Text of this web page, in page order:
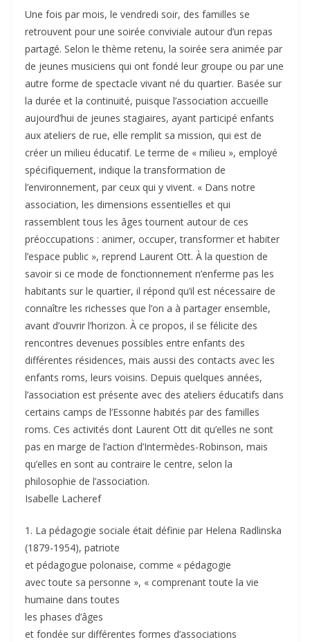
Une fois par mois, le vendredi soir, des familles se
retrouvent pour une soirée conviviale autour d’un repas
partagé. Selon le thème retenu, la soirée sera animée par
de jeunes musiciens qui ont fondé leur groupe ou par une
autre forme de spectacle vivant né du quartier. Basée sur
la durée et la continuité, puisque l’association accueille
aujourd’hui de jeunes stagiaires, ayant participé enfants
aux ateliers de rue, elle remplit sa mission, qui est de
créer un milieu éducatif. Le terme de « milieu », employé
spécifiquement, indique la transformation de
l’environnement, par ceux qui y vivent. « Dans notre
association, les dimensions essentielles et qui
rassemblent tous les âges tournent autour de ces
préoccupations : animer, occuper, transformer et habiter
l’espace public », reprend Laurent Ott. À la question de
savoir si ce mode de fonctionnement n’enferme pas les
habitants sur le quartier, il répond qu’il est nécessaire de
connaître les richesses que l’on a à partager ensemble,
avant d’ouvrir l’horizon. À ce propos, il se félicite des
rencontres devenues possibles entre enfants des
différentes résidences, mais aussi des contacts avec les
enfants roms, leurs voisins. Depuis quelques années,
l’association est présente avec des ateliers éducatifs dans
certains camps de l’Essonne habités par des familles
roms. Ces activités dont Laurent Ott dit qu’elles ne sont
pas en marge de l’action d’Intermèdes-Robinson, mais
qu’elles en sont au contraire le centre, selon la
philosophie de l’association.
Isabelle Lacheref
1. La pédagogie sociale était définie par Helena Radlinska
(1879-1954), patriote
et pédagogue polonaise, comme « pédagogie
avec toute sa personne », « comprenant toute la vie
humaine dans toutes
les phases d’âges
et fondée sur différentes formes d’associations